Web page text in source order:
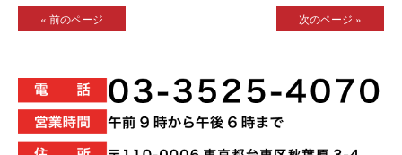
« 前のページ 次のページ »